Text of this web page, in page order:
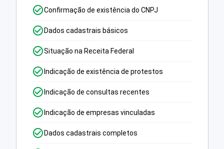
Confirmação de existência do CNPJ
Dados cadastrais básicos
Situação na Receita Federal
Indicação de existência de protestos
Indicação de consultas recentes
Indicação de empresas vinculadas
Dados cadastrais completos